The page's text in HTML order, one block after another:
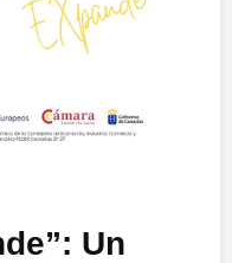
Un